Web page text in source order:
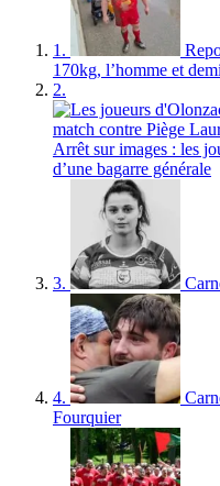
1.
170kg, l’homme et
2.
Arrêt sur images : les
d’une bagarre générale
3.
4.
Fourquier